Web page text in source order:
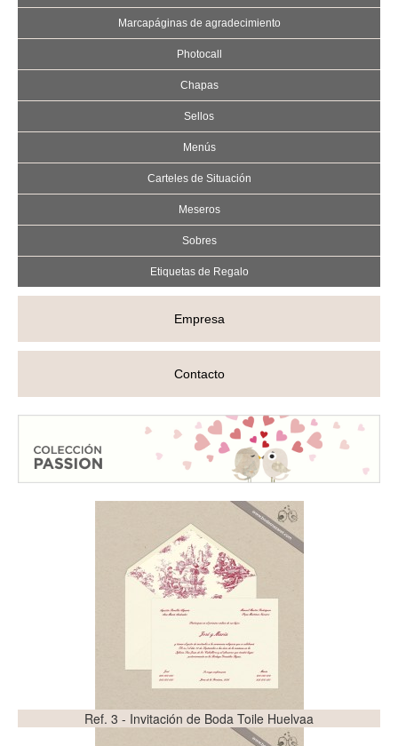
Marcapáginas de agradecimiento
Photocall
Chapas
Sellos
Menús
Carteles de Situación
Meseros
Sobres
Etiquetas de Regalo
Empresa
Contacto
Ref. 3 - Invitación de Boda Toile Huelvaa